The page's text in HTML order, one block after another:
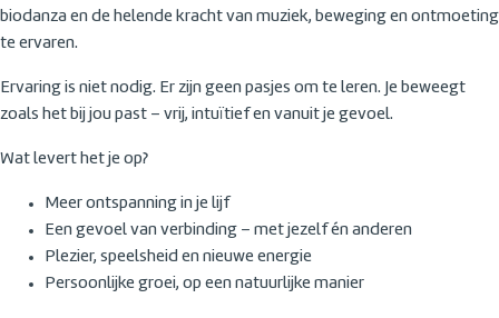
biodanza en de helende kracht van muziek, beweging en ontmoeting
te ervaren.
Ervaring is niet nodig. Er zijn geen pasjes om te leren. Je beweegt
zoals het bij jou past – vrij, intuïtief en vanuit je gevoel.
Wat levert het je op?
Meer ontspanning in je lijf
Een gevoel van verbinding – met jezelf én anderen
Plezier, speelsheid en nieuwe energie
Persoonlijke groei, op een natuurlijke manier